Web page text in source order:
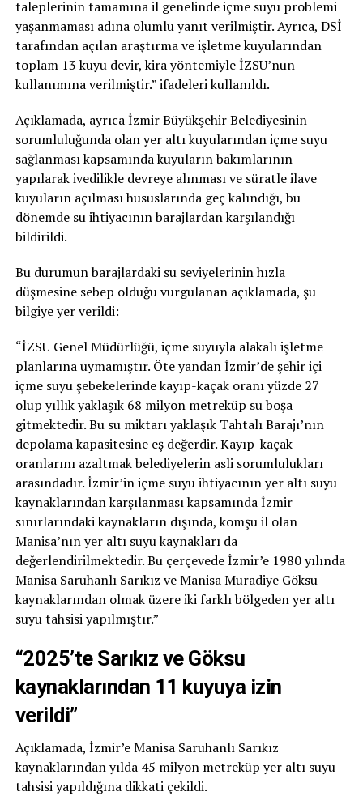
taleplerinin tamamına il genelinde içme suyu problemi
yaşanmaması adına olumlu yanıt verilmiştir. Ayrıca, DSİ
tarafından açılan araştırma ve işletme kuyularından
toplam 13 kuyu devir, kira yöntemiyle İZSU’nun
kullanımına verilmiştir.” ifadeleri kullanıldı.
Açıklamada, ayrıca İzmir Büyükşehir Belediyesinin
sorumluluğunda olan yer altı kuyularından içme suyu
sağlanması kapsamında kuyuların bakımlarının
yapılarak ivedilikle devreye alınması ve süratle ilave
kuyuların açılması hususlarında geç kalındığı, bu
dönemde su ihtiyacının barajlardan karşılandığı
bildirildi.
Bu durumun barajlardaki su seviyelerinin hızla
düşmesine sebep olduğu vurgulanan açıklamada, şu
bilgiye yer verildi:
“İZSU Genel Müdürlüğü, içme suyuyla alakalı işletme
planlarına uymamıştır. Öte yandan İzmir’de şehir içi
içme suyu şebekelerinde kayıp-kaçak oranı yüzde 27
olup yıllık yaklaşık 68 milyon metreküp su boşa
gitmektedir. Bu su miktarı yaklaşık Tahtalı Barajı’nın
depolama kapasitesine eş değerdir. Kayıp-kaçak
oranlarını azaltmak belediyelerin asli sorumlulukları
arasındadır. İzmir’in içme suyu ihtiyacının yer altı suyu
kaynaklarından karşılanması kapsamında İzmir
sınırlarındaki kaynakların dışında, komşu il olan
Manisa’nın yer altı suyu kaynakları da
değerlendirilmektedir. Bu çerçevede İzmir’e 1980 yılında
Manisa Saruhanlı Sarıkız ve Manisa Muradiye Göksu
kaynaklarından olmak üzere iki farklı bölgeden yer altı
suyu tahsisi yapılmıştır.”
“2025’te Sarıkız ve Göksu
kaynaklarından 11 kuyuya izin
verildi”
Açıklamada, İzmir’e Manisa Saruhanlı Sarıkız
kaynaklarından yılda 45 milyon metreküp yer altı suyu
tahsisi yapıldığına dikkati çekildi.